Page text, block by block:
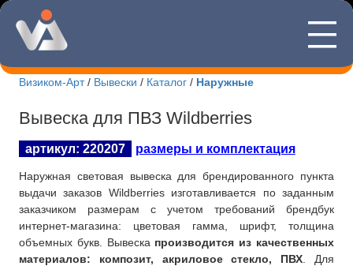
—
—
—
Новости Визиком-арт
Каталог вывесок
Изготовление табличек
Информационные стенды
О компании
Визиком-Арт/ Вывески / Каталог / Наружные
Вывеска для ПВЗ Wildberries
артикул: 220207 размеры и комплектация
Наружная световая вывеска для брендированного пункта
выдачи заказов Wildberries изготавливается по заданным
заказчиком размерам с учетом требований брендбук
интернет-магазина: цветовая гамма, шрифт, толщина
объемных букв. Вывеска производится из качественных
материалов: композит, акриловое стекло, ПВХ . Для